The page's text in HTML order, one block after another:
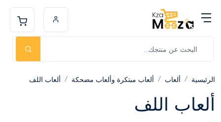
الرئيسية ألعاب ألعاب مبتكرة وألعاب مضحكة ألعاب اللف
ألعاب اللف